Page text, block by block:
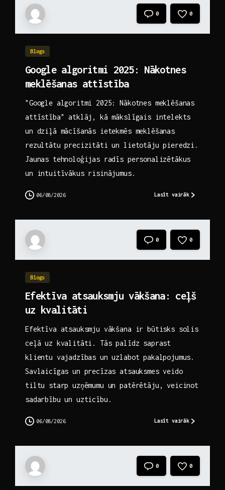
0 0
Blogs
Google algoritmi 2025: Nākotnes
meklēšanas attīstība
"Google algoritmi 2025: Nākotnes meklēšanas
attīstība" atklāj, kā mākslīgais intelekts
un dziļā mācīšanās ietekmēs meklēšanas
rezultātu precizitāti un lietotāju pieredzi.
Jaunas tehnoloģijas radīs personalizētākus
un intuitīvākus risinājumus.
06/08/2026 Lasīt vairāk
0 0
Blogs
Efektīva atsauksmju vākšana: ceļš
uz kvalitāti
Efektīva atsauksmju vākšana ir būtisks solis
ceļā uz kvalitāti. Tās palīdz saprast
klientu vajadzības un uzlabot pakalpojumus.
Savlaicīgas un precīzas atsauksmes veido
tiltu starp uzņēmumu un patērētāju, veicinot
sadarbību un uzticību.
06/08/2026 Lasīt vairāk
0 0